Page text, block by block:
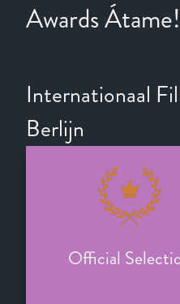
Awards Átame!
Internationaal
Berlijn
Official